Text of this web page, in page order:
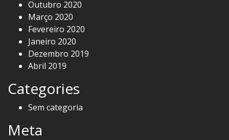
Outubro 2020
Março 2020
Fevereiro 2020
Janeiro 2020
Dezembro 2019
Abril 2019
Categories
Sem categoria
Meta